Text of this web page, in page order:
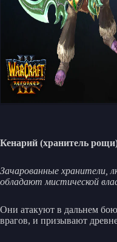
Кенарий (хранитель
Зачарованные хранители,
обладают мистической
Они атакуют в дальнем
врагов, и призывают